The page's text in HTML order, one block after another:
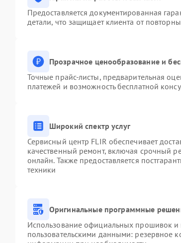
Предоставляется документированная
детали, что защищает клиента от
Прозрачное ценообразование и
Точные прайс-листы, предварительная
платежей и возможность бесплатной
Широкий спектр услуг
Сервисный центр FLIR обеспечивает
качественный ремонт, включая срочный
онлайн. Также предоставляется
техники
Оригинальные программные
Использование официальных прошивок и
пользовательскими данными: резервное